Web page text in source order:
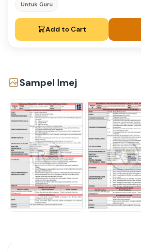
Untuk Guru
Add to Cart
Sampel Imej